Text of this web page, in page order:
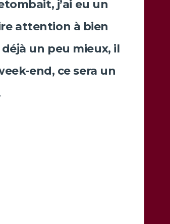
j’ai eu un
attention à bien
un peu mieux, il
end, ce sera un